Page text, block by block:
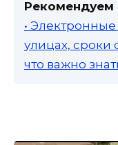
Рекомендуем
•
улицах, сроки
что важно